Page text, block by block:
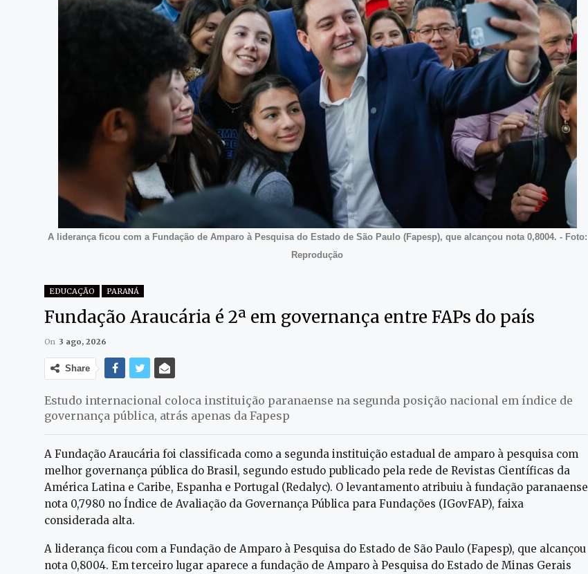
A liderança ficou com a Fundação de Amparo à Pesquisa do Estado de São Paulo (Fapesp), que alcançou nota 0,8004. - Foto:
Reprodução
EDUCAÇÃO PARANÁ
Fundação Araucária é 2ª em governança entre FAPs do país
On 3 ago, 2026
Share
Estudo internacional coloca instituição paranaense na segunda posição nacional em índice de
governança pública, atrás apenas da Fapesp
A Fundação Araucária foi classificada como a segunda instituição estadual de amparo à pesquisa com
melhor governança pública do Brasil, segundo estudo publicado pela rede de Revistas Científicas da
América Latina e Caribe, Espanha e Portugal (Redalyc). O levantamento atribuiu à fundação paranaense
nota 0,7980 no Índice de Avaliação da Governança Pública para Fundações (IGovFAP), faixa
considerada alta.
A liderança ficou com a Fundação de Amparo à Pesquisa do Estado de São Paulo (Fapesp), que alcançou
nota 0,8004. Em terceiro lugar aparece a fundação de Amparo à Pesquisa do Estado de Minas Gerais